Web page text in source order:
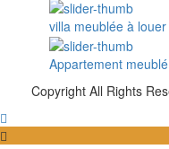
villa meublée à
Appartement
Copyright All Rights